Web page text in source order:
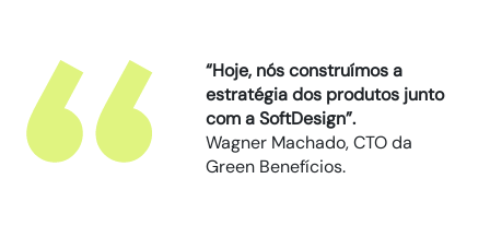
“Hoje, nós construímos a
estratégia dos produtos junto
com a SoftDesign”.
Wagner Machado, CTO da
Green Benefícios.